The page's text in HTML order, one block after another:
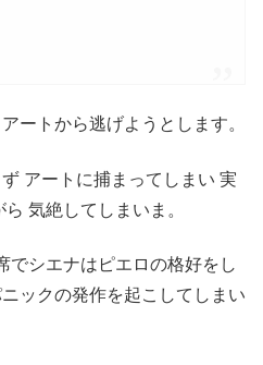
ートから逃げようとします。
アートに捕まってしまい 実
気絶してしまいま。
でシエナはピエロの格好をし
ックの発作を起こしてしまい